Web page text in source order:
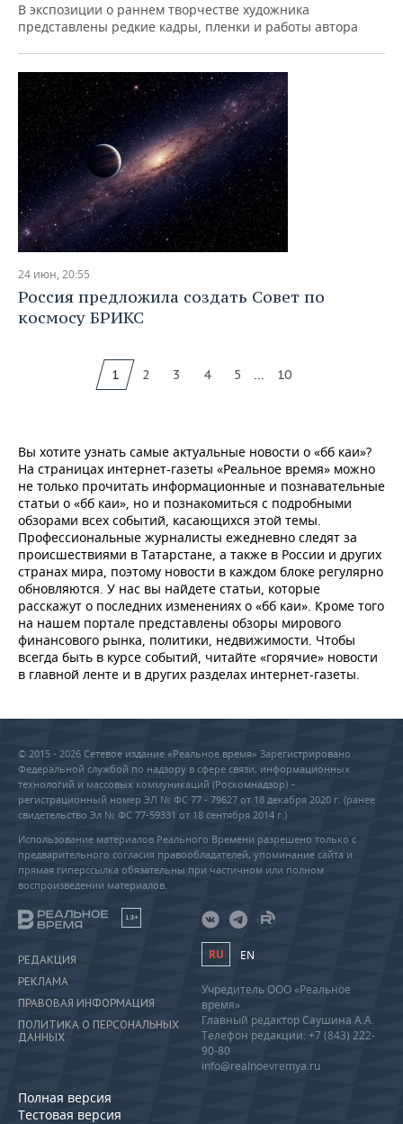
В экспозиции о раннем творчестве художника
представлены редкие кадры, пленки и работы автора
24 июн, 20:55
Россия предложила создать Совет по
космосу БРИКС
1 2 3 4 5 ... 10
Вы хотите узнать самые актуальные новости о «бб каи»?
На страницах интернет-газеты «Реальное время» можно
не только прочитать информационные и познавательные
статьи о «бб каи», но и познакомиться с подробными
обзорами всех событий, касающихся этой темы.
Профессиональные журналисты ежедневно следят за
происшествиями в Татарстане, а также в России и других
странах мира, поэтому новости в каждом блоке регулярно
обновляются. У нас вы найдете статьи, которые
расскажут о последних изменениях о «бб каи». Кроме того
на нашем портале представлены обзоры мирового
финансового рынка, политики, недвижимости. Чтобы
всегда быть в курсе событий, читайте «горячие» новости
в главной ленте и в других разделах интернет-газеты.
© 2015 - 2026 Сетевое издание «Реальное время» Зарегистрировано
Федеральной службой по надзору в сфере связи, информационных
технологий и массовых коммуникаций (Роскомнадзор) –
регистрационный номер ЭЛ № ФС 77 - 79627 от 18 декабря 2020 г. (ранее
свидетельство Эл № ФС 77-59331 от 18 сентября 2014 г.)
Использование материалов Реального Времени разрешено только с
предварительного согласия правообладателей, упоминание сайта и
прямая гиперссылка обязательны при частичном или полном
воспроизведении материалов.
18+
РЕДАКЦИЯ
РЕКЛАМА
ПРАВОВАЯ ИНФОРМАЦИЯ
ПОЛИТИКА О ПЕРСОНАЛЬНЫХ
ДАННЫХ
Полная версия
Тестовая версия
RU EN
Учредитель ООО «Реальное
время»
Главный редактор Саушина А.А.
Телефон редакции: +7 (843) 222-
90-80
info@realnoevremya.ru